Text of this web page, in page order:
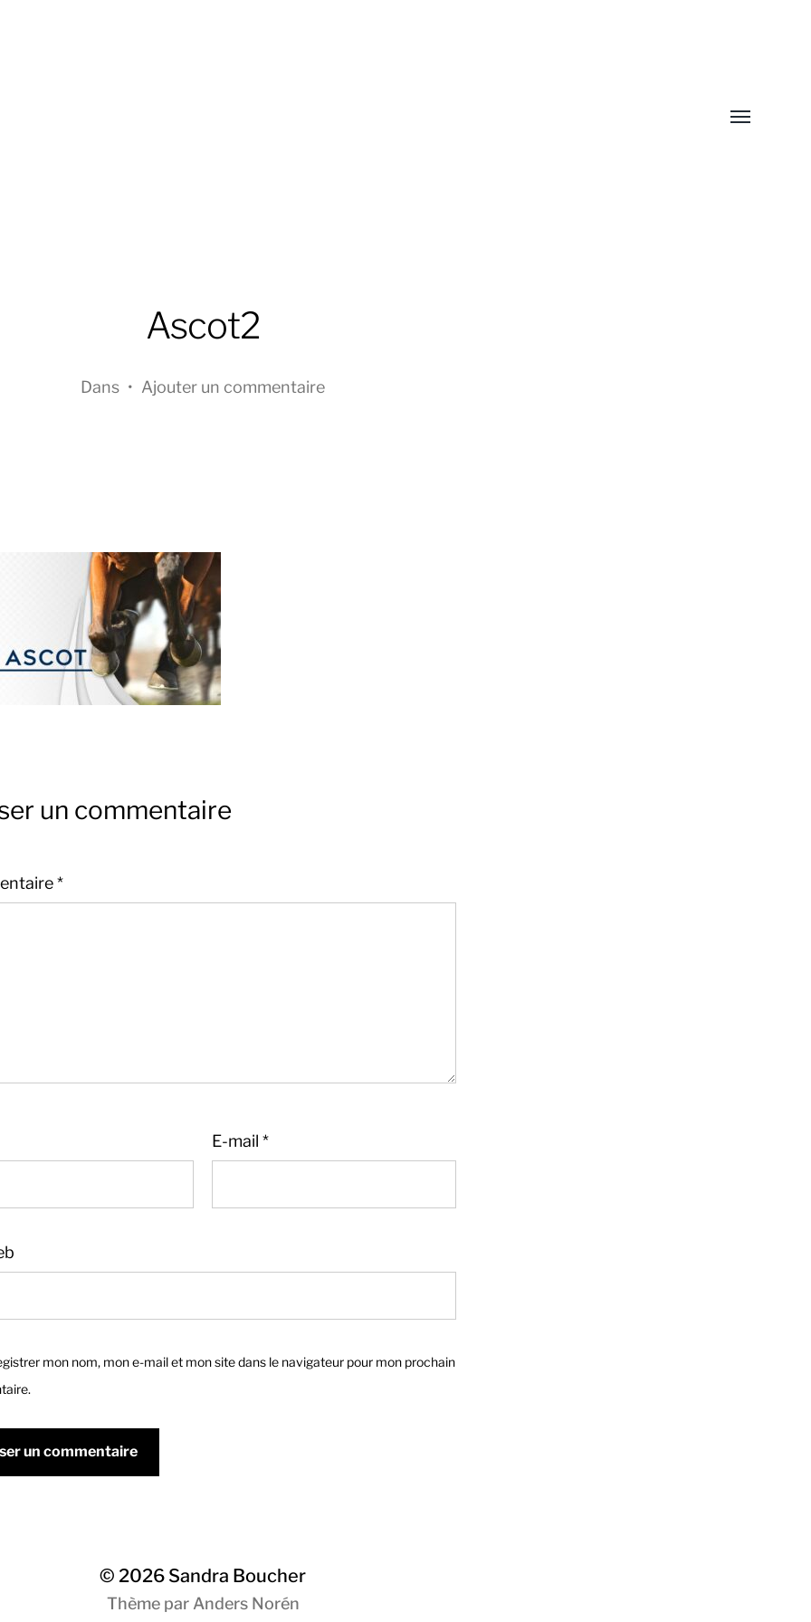
Afficher/
Ascot2
Dans • Ajouter un commentaire
un commentaire
*
E-mail *
mon nom, mon e-mail et mon site dans le navigateur pour mon prochain
© 2026 Sandra Boucher
Thème par Anders Norén